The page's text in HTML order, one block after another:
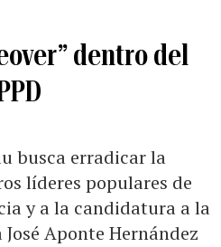
dentro del
busca erradicar la
líderes populares de
y a la candidatura a la
Aponte Hernández